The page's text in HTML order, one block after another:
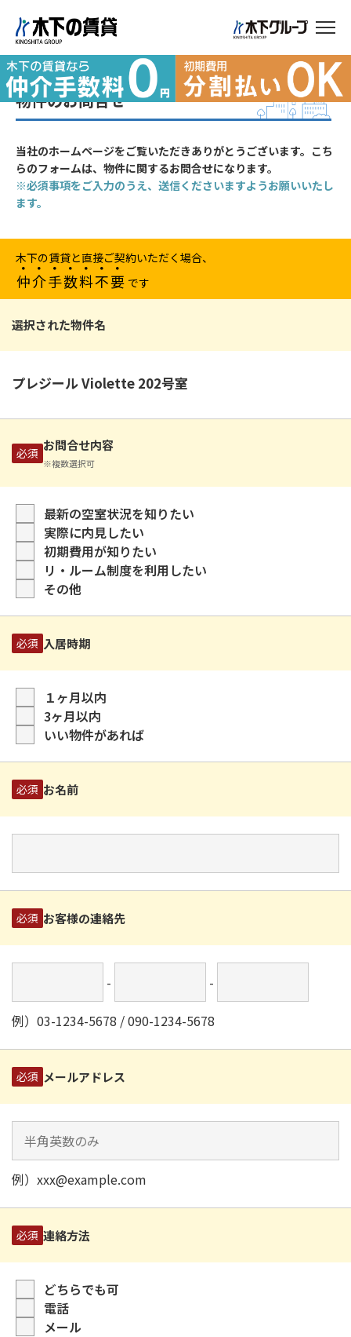
木下の賃貸 物件のお問合せ
物件のお問合せ
当社のホームページをご覧いただきありがとうございます。こち
らのフォームは、物件に関するお問合せになります。
※必須事項をご入力のうえ、送信くださいますようお願いいたし
ます。
木下の賃貸と直接ご契約いただく 場合、
仲介手数料不要 です
選択された物件名
プレジール Violette 202号室
必須 お問合せ内容
※複数選択可
最新の空室状況を知りたい
実際に内見したい
初期費用が知りたい
リ・ルーム制度を利用したい
その他
必須 入居時期
１ヶ月以内
3ヶ月以内
いい物件があれば
必須 お名前
必須 お客様の連絡先
- -
例）03-1234-5678 / 090-1234-5678
必須 メールアドレス
例）xxx@example.com
必須 連絡方法
どちらでも可
電話
メール